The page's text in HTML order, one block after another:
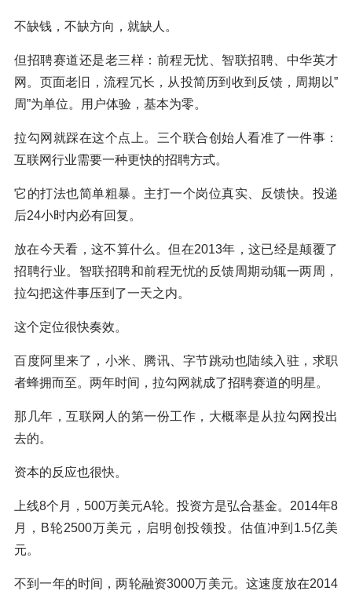
不缺钱，不缺方向，就缺人。
但招聘赛道还是老三样：前程无忧、智联招聘、中华英才
网。页面老旧，流程冗长，从投简历到收到反馈，周期以”
周”为单位。用户体验，基本为零。
拉勾网就踩在这个点上。三个联合创始人看准了一件事：
互联网行业需要一种更快的招聘方式。
它的打法也简单粗暴。主打一个岗位真实、反馈快。投递
后24小时内必有回复。
放在今天看，这不算什么。但在2013年，这已经是颠覆了
招聘行业。智联招聘和前程无忧的反馈周期动辄一两周，
拉勾把这件事压到了一天之内。
这个定位很快奏效。
百度阿里来了，小米、腾讯、字节跳动也陆续入驻，求职
者蜂拥而至。两年时间，拉勾网就成了招聘赛道的明星。
那几年，互联网人的第一份工作，大概率是从拉勾网投出
去的。
资本的反应也很快。
上线8个月，500万美元A轮。投资方是弘合基金。2014年8
月，B轮2500万美元，启明创投领投。估值冲到1.5亿美
元。
不到一年的时间，两轮融资3000万美元。这速度放在2014